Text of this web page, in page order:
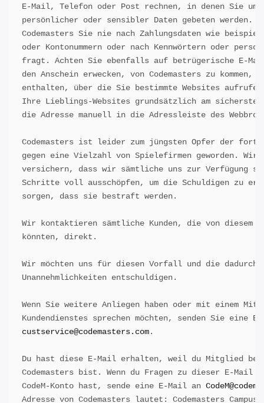
E-Mail, Telefon oder Post rechnen, in denen Sie um
persönlicher oder sensibler Daten gebeten werden.
Codemasters Sie nie nach Zahlungsdaten wie
oder Kontonummern oder nach Kennwörtern oder
fragt. Achten Sie ebenfalls auf betrügerische E-
den Anschein erwecken, von Codemasters zu kommen,
enthalten, über die Sie bestimmte Websites
Ihre Lieblings-Websites grundsätzlich am
die Adresse manuell in die Adressleiste des
Codemasters ist leider zum jüngsten Opfer der
gegen eine Vielzahl von Spielefirmen geworden. Wir
versichern, dass wir sämtliche uns zur Verfügung
Schritte voll ausschöpfen, um die Schuldigen zu
sorgen, dass sie bestraft werden.
Wir kontaktieren sämtliche Kunden, die von
könnten, direkt.
Wir möchten uns für diesen Vorfall und die dadurch
Unannehmlichkeiten entschuldigen.
Wenn Sie weitere Anliegen haben oder mit einem
custservice@codemasters.com.
Du hast diese E-Mail erhalten, weil du Mitglied bei
Codemasters bist. Wenn du Fragen zu dieser E-Mail
CodeM-Konto hast, sende eine E-Mail an
Adresse von Codemasters lautet: Codemasters Campus,